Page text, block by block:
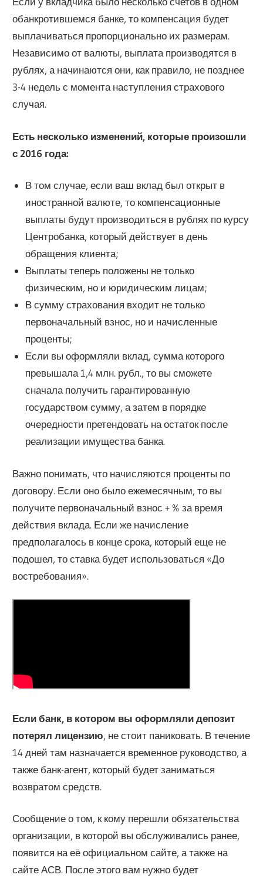
обанкротившемся банке, то компенсация будет
выплачиваться пропорционально их размерам.
Независимо от валюты, выплата производятся в
рублях, а начинаются они, как правило, не позднее
3-4 недель с момента наступления страхового
случая.
Есть несколько изменений, которые произошли
с 2016 года:
В том случае, если ваш вклад был открыт в
иностранной валюте, то компенсационные
выплаты будут производиться в рублях по курсу
Центробанка, который действует в день
обращения клиента;
Выплаты теперь положены не только
физическим, но и юридическим лицам;
В сумму страхования входит не только
первоначальный взнос, но и начисленные
проценты;
Если вы оформляли вклад, сумма которого
превышала 1,4 млн. рубл., то вы сможете
сначала получить гарантированную
государством сумму, а затем в порядке
очередности претендовать на остаток после
реализации имущества банка.
Важно понимать, что начисляются проценты по
договору. Если оно было ежемесячным, то вы
получите первоначальный взнос + % за время
действия вклада. Если же начисление
предполагалось в конце срока, который еще не
подошел, то ставка будет использоваться «До
востребования».
Если банк, в котором вы оформляли депозит
потерял лицензию, не стоит паниковать. В течение
14 дней там назначается временное руководство, а
также банк-агент, который будет заниматься
возвратом средств.
Сообщение о том, к кому перешли обязательства
организации, в которой вы обслуживались ранее,
появится на её официальном сайте, а также на
сайте АСВ. После этого вам нужно будет